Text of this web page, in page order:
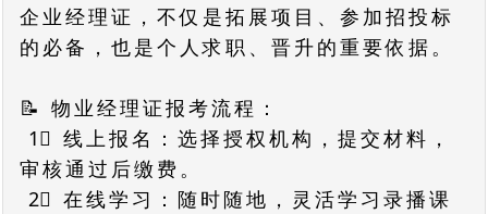
企业经理证，不仅是拓展项目、参加招投标
的必备，也是个人求职、晋升的重要依据。
📝 物业经理证报考流程：
1⃣ 线上报名：选择授权机构，提交材料，
审核通过后缴费。
2⃣ 在线学习：随时随地，灵活学习录播课